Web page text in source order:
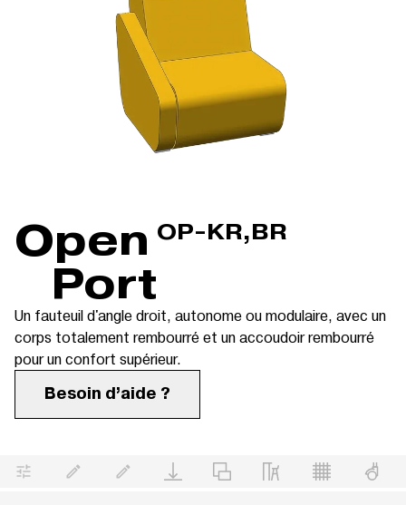
Open
Port
OP-KR,BR
Un fauteuil d'angle droit, autonome ou modulaire, avec un
corps totalement rembourré et un accoudoir rembourré
pour un confort supérieur.
Besoin d’aide ?